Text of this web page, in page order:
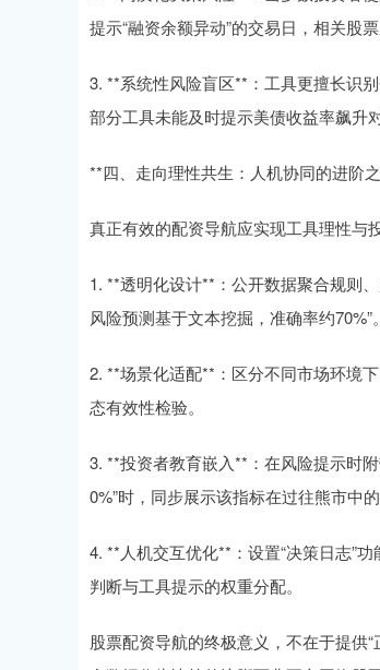
提示“融资余额异动”的交易日，相关股
3. **系统性风险盲区**：工具更擅长识
部分工具未能及时提示美债收益率飙升
**四、走向理性共生：人机协同的进阶
真正有效的配资导航应实现工具理性与
1. **透明化设计**：公开数据聚合规则
风险预测基于文本挖掘，准确率约70%”。
2. **场景化适配**：区分不同市场环境
态有效性检验。
3. **投资者教育嵌入**：在风险提示时
0%”时，同步展示该指标在过往熊市中的
4. **人机交互优化**：设置“决策日志”
判断与工具提示的权重分配。
股票配资导航的终极意义，不在于提供